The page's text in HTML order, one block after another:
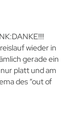
wieder in
gerade ein
platt und am
des “out of